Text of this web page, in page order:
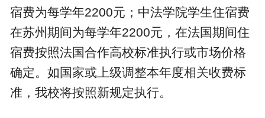
宿费为每学年2200元；中法学院学生住宿费
在苏州期间为每学年2200元，在法国期间住
宿费按照法国合作高校标准执行或市场价格
确定。如国家或上级调整本年度相关收费标
准，我校将按照新规定执行。